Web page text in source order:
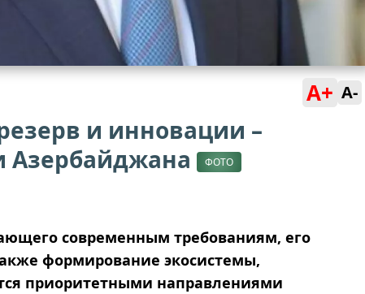
A+ A-
и инновации –
Азербайджана
ФОТО
современным требованиям, его
формирование экосистемы,
приоритетными направлениями